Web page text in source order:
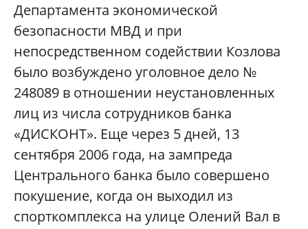
Департамента экономической
безопасности МВД и при
непосредственном содействии Козлова
было возбуждено уголовное дело №
248089 в отношении неустановленных
лиц из числа сотрудников банка
«ДИСКОНТ». Еще через 5 дней, 13
сентября 2006 года, на зампреда
Центрального банка было совершено
покушение, когда он выходил из
спорткомплекса на улице Олений Вал в